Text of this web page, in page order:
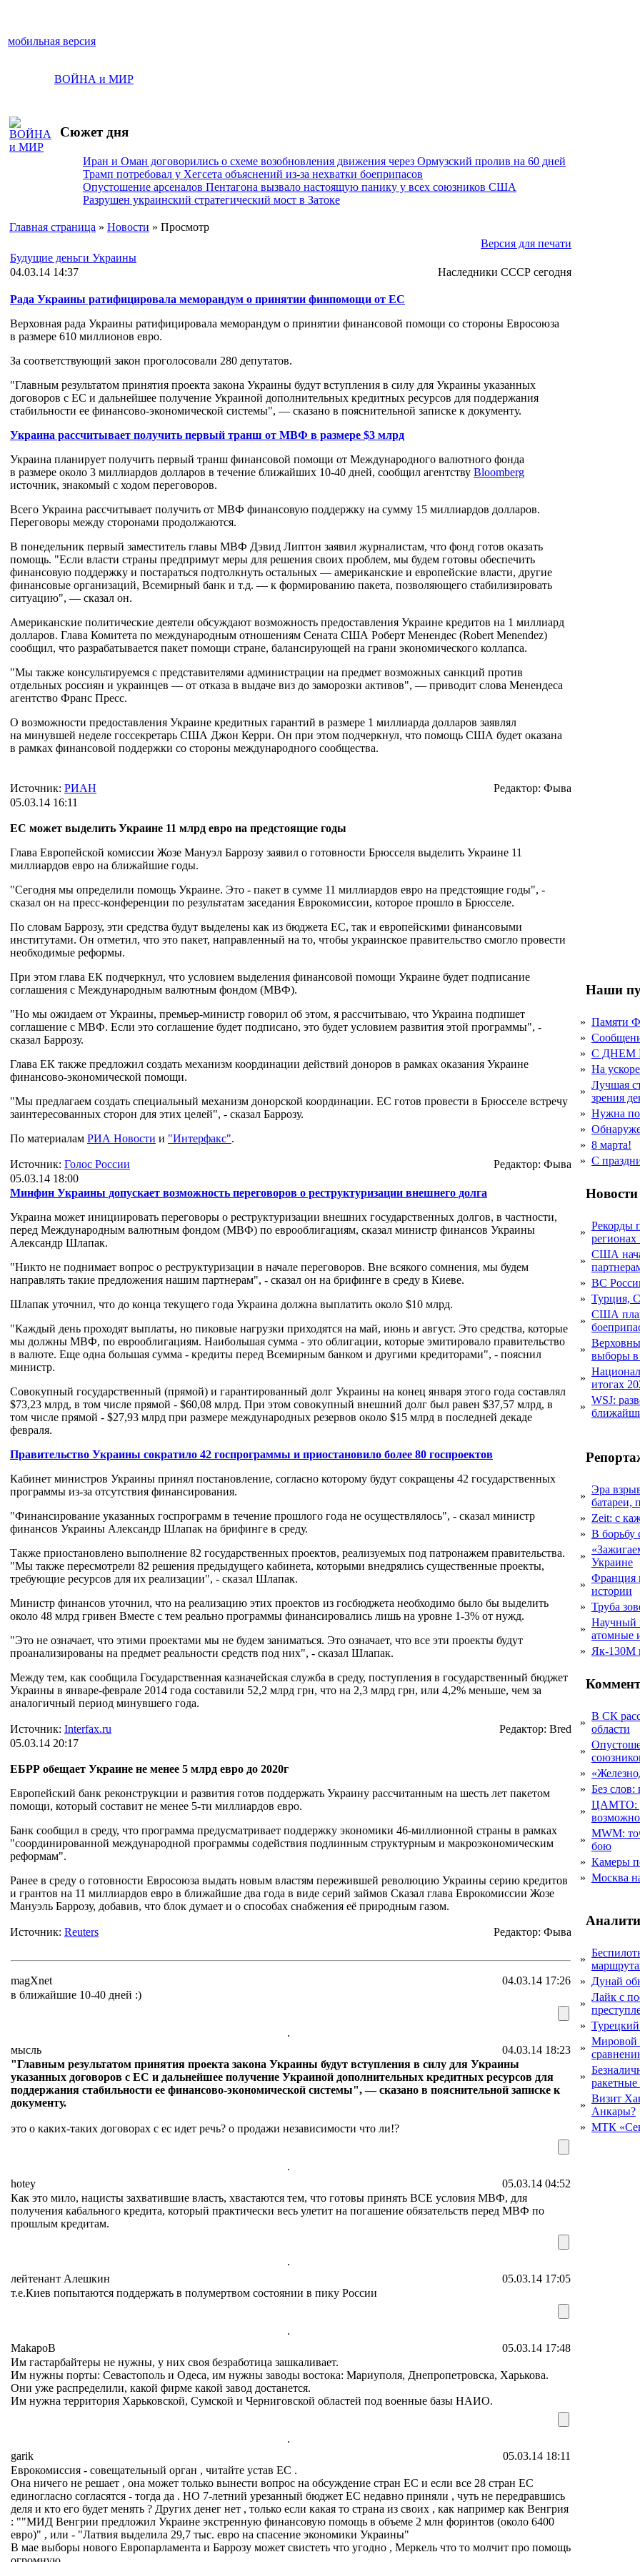
мобильная версия
ВОЙНА и МИР
Сюжет дня
Иран и Оман договорились о схеме возобновления движения через Ормузский пролив на 60 дней
Трамп потребовал у Хегсета объяснений из-за нехватки боеприпасов
Опустошение арсеналов Пентагона вызвало настоящую панику у всех союзников США
Разрушен украинский стратегический мост в Затоке
Главная страница » Новости » Просмотр
Версия для печати
Будущие деньги Украины
04.03.14 14:37
Наследники СССР сегодня
Рада Украины ратифицировала меморандум о принятии финпомощи от ЕС
Верховная рада Украины ратифицировала меморандум о принятии финансовой помощи со стороны Евросоюза
в размере 610 миллионов евро.
За соответствующий закон проголосовали 280 депутатов.
"Главным результатом принятия проекта закона Украины будут вступления в силу для Украины указанных
договоров с ЕС и дальнейшее получение Украиной дополнительных кредитных ресурсов для поддержания
стабильности ее финансово-экономической системы", — сказано в пояснительной записке к документу.
Украина рассчитывает получить первый транш от МВФ в размере $3 млрд
Украина планирует получить первый транш финансовой помощи от Международного валютного фонда
в размере около 3 миллиардов долларов в течение ближайших 10-40 дней, сообщил агентству Bloomberg
источник, знакомый с ходом переговоров.
Всего Украина рассчитывает получить от МВФ финансовую поддержку на сумму 15 миллиардов долларов.
Переговоры между сторонами продолжаются.
В понедельник первый заместитель главы МВФ Дэвид Липтон заявил журналистам, что фонд готов оказать
помощь. "Если власти страны предпримут меры для решения своих проблем, мы будем готовы обеспечить
финансовую поддержку и постараться подтолкнуть остальных — американские и европейские власти, другие
финансовые организаций, Всемирный банк и т.д. — к формированию пакета, позволяющего стабилизировать
ситуацию", — сказал он.
Американские политические деятели обсуждают возможность предоставления Украине кредитов на 1 миллиард
долларов. Глава Комитета по международным отношениям Сената США Роберт Менендес (Robert Menendez)
сообщил, что разрабатывается пакет помощи стране, балансирующей на грани экономического коллапса.
"Мы также консультируемся с представителями администрации на предмет возможных санкций против
отдельных россиян и украинцев — от отказа в выдаче виз до заморозки активов", — приводит слова Менендеса
агентство Франс Пресс.
О возможности предоставления Украине кредитных гарантий в размере 1 миллиарда долларов заявлял
на минувшей неделе госсекретарь США Джон Керри. Он при этом подчеркнул, что помощь США будет оказана
в рамках финансовой поддержки со стороны международного сообщества.
Источник: РИАН
Редактор: Фыва
05.03.14 16:11
ЕС может выделить Украине 11 млрд евро на предстоящие годы
Глава Европейской комиссии Жозе Мануэл Баррозу заявил о готовности Брюсселя выделить Украине 11
миллиардов евро на ближайшие годы.
"Сегодня мы определили помощь Украине. Это - пакет в сумме 11 миллиардов евро на предстоящие годы", -
сказал он на пресс-конференции по результатам заседания Еврокомиссии, которое прошло в Брюсселе.
По словам Баррозу, эти средства будут выделены как из бюджета ЕС, так и европейскими финансовыми
институтами. Он отметил, что это пакет, направленный на то, чтобы украинское правительство смогло провести
необходимые реформы.
При этом глава ЕК подчеркнул, что условием выделения финансовой помощи Украине будет подписание
соглашения с Международным валютным фондом (МВФ).
"Но мы ожидаем от Украины, премьер-министр говорил об этом, я рассчитываю, что Украина подпишет
соглашение с МВФ. Если это соглашение будет подписано, это будет условием развития этой программы", -
сказал Баррозу.
Глава ЕК также предложил создать механизм координации действий доноров в рамках оказания Украине
финансово-экономической помощи.
"Мы предлагаем создать специальный механизм донорской координации. ЕС готов провести в Брюсселе встречу
заинтересованных сторон для этих целей", - сказал Баррозу.
По материалам РИА Новости и "Интерфакс".
Источник: Голос России
Редактор: Фыва
05.03.14 18:00
Минфин Украины допускает возможность переговоров о реструктуризации внешнего долга
Украина может инициировать переговоры о реструктуризации внешних государственных долгов, в частности,
перед Международным валютным фондом (МВФ) по еврооблигациям, сказал министр финансов Украины
Александр Шлапак.
"Никто не поднимает вопрос о реструктуризации в начале переговоров. Вне всякого сомнения, мы будем
направлять такие предложения нашим партнерам", - сказал он на брифинге в среду в Киеве.
Шлапак уточнил, что до конца текущего года Украина должна выплатить около $10 млрд.
"Каждый день проходят выплаты, но пиковые нагрузки приходятся на май, июнь и август. Это средства, которые
мы должны МВФ, по еврооблигациям. Наибольшая сумма - это облигации, которые эмитировало правительство
в валюте. Еще одна большая сумма - кредиты перед Всемирным банком и другими кредиторами", - пояснил
министр.
Совокупный государственный (прямой) и гарантированный долг Украины на конец января этого года составлял
$73,23 млрд, в том числе прямой - $60,08 млрд. При этом совокупный внешний долг был равен $37,57 млрд, в
том числе прямой - $27,93 млрд при размере международных резервов около $15 млрд в последней декаде
февраля.
Правительство Украины сократило 42 госпрограммы и приостановило более 80 госпроектов
Кабинет министров Украины принял постановление, согласно которому будут сокращены 42 государственных
программы из-за отсутствия финансирования.
"Финансирование указанных госпрограмм в течение прошлого года не осуществлялось", - сказал министр
финансов Украины Александр Шлапак на брифинге в среду.
Также приостановлено выполнение 82 государственных проектов, реализуемых под патронажем правительства.
"Мы также пересмотрели 82 решения предыдущего кабинета, которыми внедрялись существенные проекты,
требующие ресурсов для их реализации", - сказал Шлапак.
Министр финансов уточнил, что на реализацию этих проектов из госбюджета необходимо было бы выделить
около 48 млрд гривен Вместе с тем реально программы финансировались лишь на уровне 1-3% от нужд.
"Это не означает, что этими проектами мы не будем заниматься. Это означает, что все эти проекты будут
проанализированы на предмет реальности средств под них", - сказал Шлапак.
Между тем, как сообщила Государственная казначейская служба в среду, поступления в государственный бюджет
Украины в январе-феврале 2014 года составили 52,2 млрд грн, что на 2,3 млрд грн, или 4,2% меньше, чем за
аналогичный период минувшего года.
Источник: Interfax.ru
Редактор: Bred
05.03.14 20:17
ЕБРР обещает Украине не менее 5 млрд евро до 2020г
Европейский банк реконструкции и развития готов поддержать Украину рассчитанным на шесть лет пакетом
помощи, который составит не менее 5-ти миллиардов евро.
Банк сообщил в среду, что программа предусматривает поддержку экономики 46-миллионной страны в рамках
"соординированной международной программы содействия подлинным структурным и макроэкономическим
реформам".
Ранее в среду о готовности Евросоюза выдать новым властям пережившей революцию Украины серию кредитов
и грантов на 11 миллиардов евро в ближайшие два года в виде серий займов Сказал глава Еврокомиссии Жозе
Мануэль Баррозу, добавив, что блок думает и о способах снабжения её природным газом.
Источник: Reuters Редактор: Фыва
magXnet
04.03.14 17:26
в ближайшие 10-40 дней :)
.
мысль
04.03.14 18:23
"Главным результатом принятия проекта закона Украины будут вступления в силу для Украины
указанных договоров с ЕС и дальнейшее получение Украиной дополнительных кредитных ресурсов для
поддержания стабильности ее финансово-экономической системы", — сказано в пояснительной записке к
документу.
это о каких-таких договорах с ес идет речь? о продажи независимости что ли!?
.
hotey
05.03.14 04:52
Как это мило, нацисты захватившие власть, хвастаются тем, что готовы принять ВСЕ условия МВФ, для
получения кабального кредита, который практически весь улетит на погашение обязательств перед МВФ по
прошлым кредитам.
.
лейтенант Алешкин
05.03.14 17:05
т.е.Киев попытаются поддержать в полумертвом состоянии в пику России
.
MakapoB
05.03.14 17:48
Им гастарбайтеры не нужны, у них своя безработица зашкаливает.
Им нужны порты: Севастополь и Одеса, им нужны заводы востока: Мариуполя, Днепропетровска, Харькова.
Они уже распределили, какой фирме какой завод достанется.
Им нужна территория Харьковской, Сумской и Черниговской областей под военные базы НАИО.
.
garik
05.03.14 18:11
Еврокомиссия - совещательный орган , читайте устав ЕС .
Она ничего не решает , она может только вынести вопрос на обсуждение стран ЕС и если все 28 стран ЕС
единогласно согласятся - тогда да . НО 7-летний урезанный бюджет ЕС недавно приняли , чуть не передравшись
деля и кто его будет менять ? Других денег нет , только если какая то страна из своих , как например как Венгрия
: ""МИД Венгрии предложил Украине экстренную финансовую помощь в объеме 2 млн форинтов (около 6400
евро)" , или - "Латвия выделила 29,7 тыс. евро на спасение экономики Украины"
В мае выборы нового Европарламента и Баррозу может свистеть что угодно , Меркель что то молчит про помощь
Наши
» Памяти
»
» С ДНЕМ
» На
»
Лучшая
зрения
» Нужна
»
» 8 марта!
» С
Новости
»
Рекорды
регионах
»
США
» ВС
» Турция,
»
США
»
выборы
»
итогах
»
WSJ:
»
Эра
батареи,
» Zeit: с
» В борьбу
»
Украине
»
Франция
истории
» Труба
»
Научный
атомные
» Як-130М
»
В СК
области
»
»
» Без
»
ЦАМТО:
»
MWM:
бою
» Камеры
» Москва
»
» Дунай
»
Лайк с
»
»
Мировой
»
»
Визит
Анкары?
» МТК